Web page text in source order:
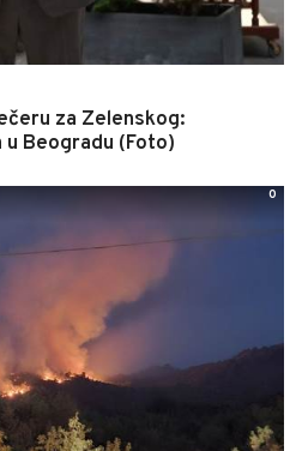
za Zelenskog:
Beogradu (Foto)
0